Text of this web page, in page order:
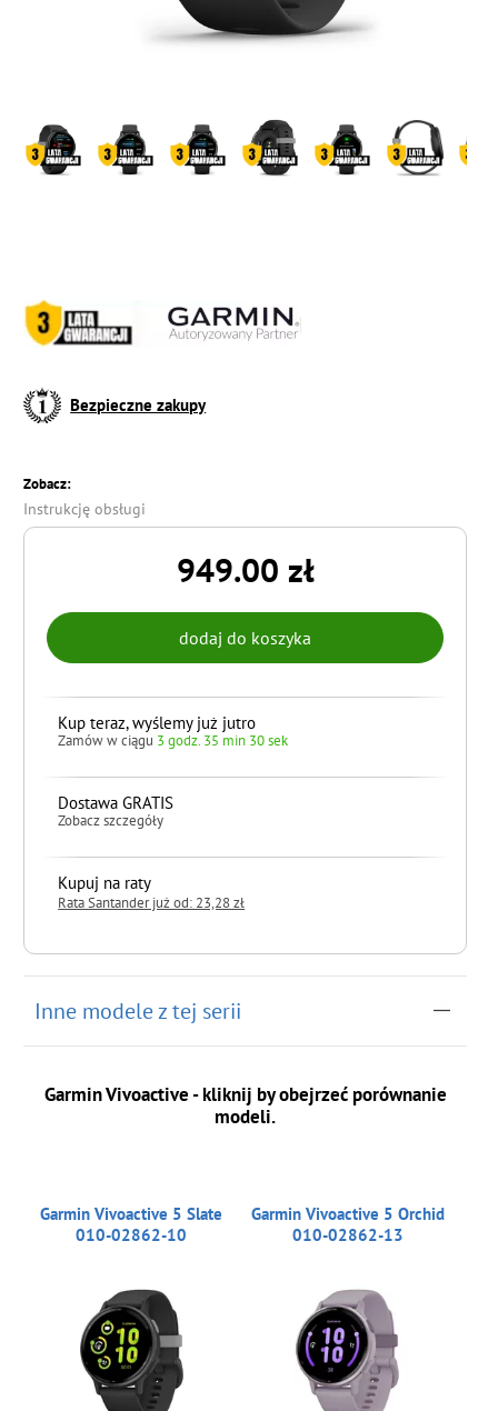
Bezpieczne zakupy
Zobacz:
Instrukcję obsługi
949.00 zł
Kup teraz, wyślemy już jutro
Zamów w ciągu 3 godz. 35 min 29 sek
Dostawa GRATIS
Zobacz szczegóły
Kupuj na raty
Rata Santander już od: 23,28 zł
Inne modele z tej serii
Garmin Vivoactive - kliknij by obejrzeć porównanie
modeli.
Garmin Vivoactive 5 Slate
010-02862-10
Garmin Vivoactive 5 Orchid
010-02862-13